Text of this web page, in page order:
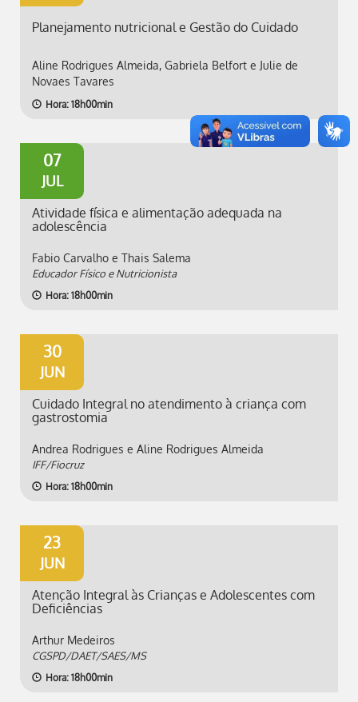
Planejamento nutricional e Gestão do Cuidado
Aline Rodrigues Almeida, Gabriela Belfort e Julie de
Novaes Tavares
Hora: 18h00min
07
JUL
Atividade física e alimentação adequada na
adolescência
Fabio Carvalho e Thais Salema
Educador Físico e Nutricionista
Hora: 18h00min
30
JUN
Cuidado Integral no atendimento à criança com
gastrostomia
Andrea Rodrigues e Aline Rodrigues Almeida
IFF/Fiocruz
Hora: 18h00min
23
JUN
Atenção Integral às Crianças e Adolescentes com
Deficiências
Arthur Medeiros
CGSPD/DAET/SAES/MS
Hora: 18h00min